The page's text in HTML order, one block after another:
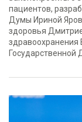
пациентов,
Думы Ириной
здоровья
здравоохранения
Государственной